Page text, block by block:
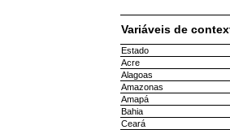
Variáveis de
Estado
Acre
Alagoas
Amazonas
Amapá
Bahia
Ceará